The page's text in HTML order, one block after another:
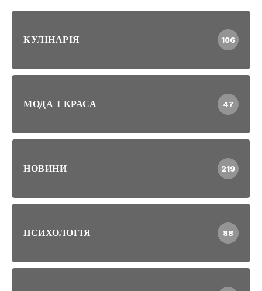
КУЛІНАРІЯ 106
МОДА І КРАСА 47
НОВИНИ 219
ПСИХОЛОГІЯ 88